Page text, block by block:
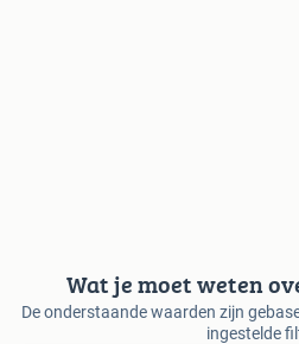
Wat je moet weten
De onderstaande waarden zijn
ingestelde